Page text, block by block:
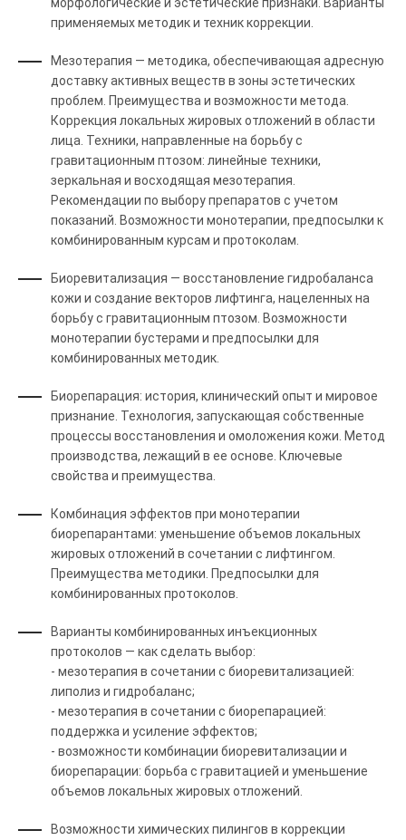
применяемых методик и техник коррекции.
Мезотерапия — методика, обеспечивающая адресную
доставку активных веществ в зоны эстетических
проблем. Преимущества и возможности метода.
Коррекция локальных жировых отложений в области
лица. Техники, направленные на борьбу с
гравитационным птозом: линейные техники,
зеркальная и восходящая мезотерапия.
Рекомендации по выбору препаратов с учетом
показаний. Возможности монотерапии, предпосылки к
комбинированным курсам и протоколам.
Биоревитализация — восстановление гидробаланса
кожи и создание векторов лифтинга, нацеленных на
борьбу с гравитационным птозом. Возможности
монотерапии бустерами и предпосылки для
комбинированных методик.
Биорепарация: история, клинический опыт и мировое
признание. Технология, запускающая собственные
процессы восстановления и омоложения кожи. Метод
производства, лежащий в ее основе. Ключевые
свойства и преимущества.
Комбинация эффектов при монотерапии
биорепарантами: уменьшение объемов локальных
жировых отложений в сочетании с лифтингом.
Преимущества методики. Предпосылки для
комбинированных протоколов.
Варианты комбинированных инъекционных
протоколов — как сделать выбор:
- мезотерапия в сочетании с биоревитализацией:
липолиз и гидробаланс;
- мезотерапия в сочетании с биорепарацией:
поддержка и усиление эффектов;
- возможности комбинации биоревитализации и
биорепарации: борьба с гравитацией и уменьшение
объемов локальных жировых отложений.
Возможности химических пилингов в коррекции